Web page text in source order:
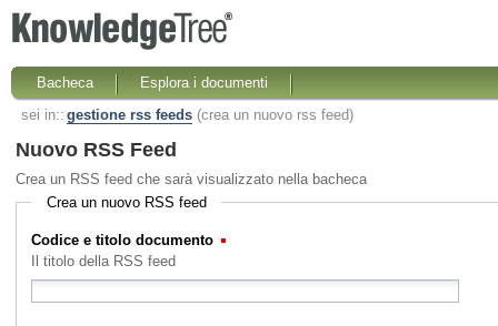
Bacheca
Esplora i documenti
sei in:: gestione rss feeds (crea un nuovo rss feed)
Nuovo RSS Feed
Crea un RSS feed che sarà visualizzato nella bacheca
Crea un nuovo RSS feed
Codice e titolo documento
Il titolo della RSS feed